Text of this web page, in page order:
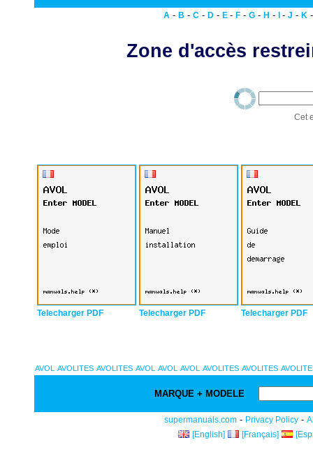
A - B - C - D - E - F - G - H - - J - K
Zone d'accès
Cet
Telecharger PDF Telecharger PDF Telecharger PDF
AVOL AVOLITES AVOLITES AVOL AVOL AVOL AVOLITES AVOLITES
MARQUE + MODELE
supermanuals.com - Privacy Policy -
[English]
[Français]